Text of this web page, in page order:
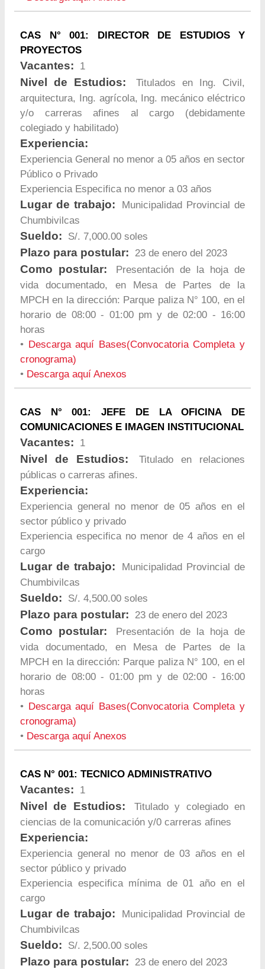
CAS N° 001: DIRECTOR DE ESTUDIOS Y
PROYECTOS
Vacantes: 1
Nivel de Estudios:
Titulados en Ing. Civil,
arquitectura, Ing. agrícola, Ing. mecánico eléctrico
y/o carreras afines al cargo (debidamente
colegiado y habilitado)
Experiencia:
Experiencia General no menor a 05 años en sector
Público o Privado
Experiencia Especifica no menor a 03 años
Lugar de trabajo:
Municipalidad Provincial de
Chumbivilcas
Sueldo: S/. 7,000.00 soles
Plazo para postular: 23 de enero del 2023
Como postular:
Presentación de la hoja de
vida documentado, en Mesa de Partes de la
MPCH en la dirección: Parque paliza N° 100, en el
horario de 08:00 - 01:00 pm y de 02:00 - 16:00
horas
•
Descarga aquí Bases(Convocatoria Completa y
cronograma)
• Descarga aquí Anexos
CAS N° 001: JEFE DE LA OFICINA DE
COMUNICACIONES E IMAGEN INSTITUCIONAL
Vacantes: 1
Nivel de Estudios:
Titulado en relaciones
públicas o carreras afines.
Experiencia:
Experiencia general no menor de 05 años en el
sector público y privado
Experiencia especifica no menor de 4 años en el
cargo
Lugar de trabajo:
Municipalidad Provincial de
Chumbivilcas
Sueldo: S/. 4,500.00 soles
Plazo para postular: 23 de enero del 2023
Como postular:
Presentación de la hoja de
vida documentado, en Mesa de Partes de la
MPCH en la dirección: Parque paliza N° 100, en el
horario de 08:00 - 01:00 pm y de 02:00 - 16:00
horas
•
Descarga aquí Bases(Convocatoria Completa y
cronograma)
• Descarga aquí Anexos
CAS N° 001: TECNICO ADMINISTRATIVO
Vacantes: 1
Nivel de Estudios:
Titulado y colegiado en
ciencias de la comunicación y/0 carreras afines
Experiencia:
Experiencia general no menor de 03 años en el
sector público y privado
Experiencia especifica mínima de 01 año en el
cargo
Lugar de trabajo:
Municipalidad Provincial de
Chumbivilcas
Sueldo: S/. 2,500.00 soles
Plazo para postular: 23 de enero del 2023